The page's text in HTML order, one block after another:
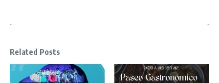
Related Posts